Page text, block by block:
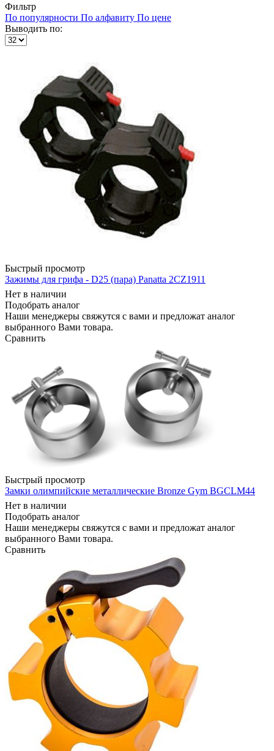
Фильтр
По популярности По алфавиту По цене
Выводить по:
Быстрый просмотр
Зажимы для грифа - D25 (пара) Panatta 2CZ1911
Нет в наличии
Подобрать аналог
Наши менеджеры свяжутся с вами и предложат аналог
выбранного Вами товара.
Сравнить
Быстрый просмотр
Замки олимпийские металлические Bronze Gym BGCLM44
Нет в наличии
Подобрать аналог
Наши менеджеры свяжутся с вами и предложат аналог
выбранного Вами товара.
Сравнить